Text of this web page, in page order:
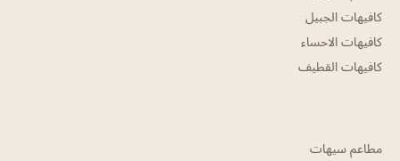
كافيهات الجبيل
كافيهات الاحساء
كافيهات القطيف
مطاعم سيهات